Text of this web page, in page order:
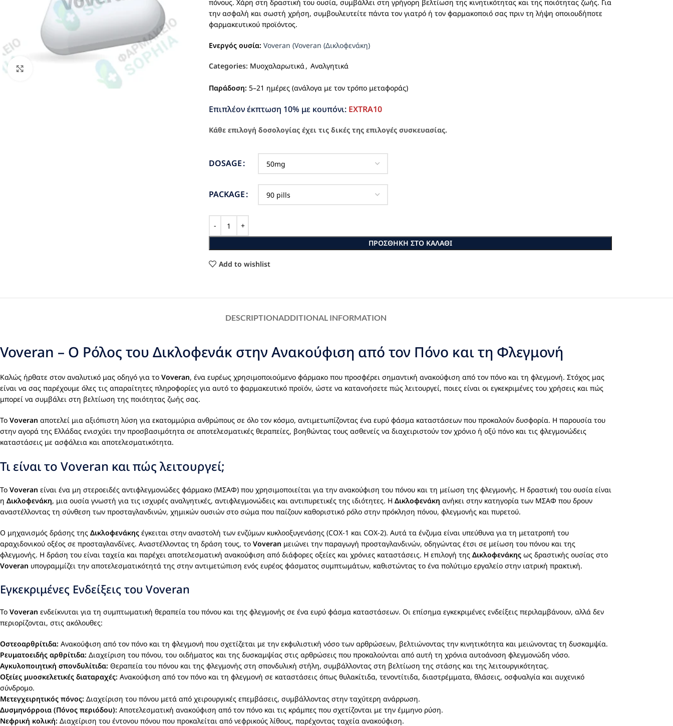
πόνους. Χάρη στη δραστική του ουσία, συμβάλλει στη γρήγορη βελτίωση της κινητικότητας και της ποιότητας ζωής. Για
την ασφαλή και σωστή χρήση, συμβουλευτείτε πάντα τον γιατρό ή τον φαρμακοποιό σας πριν τη λήψη οποιουδήποτε
φαρμακευτικού προϊόντος.
Ενεργός ουσία:Voveran (Voveran (Δικλοφενάκη)
Categories: Μυοχαλαρωτικά, Αναλγητικά
Παράδοση: 5–21 ημέρες (ανάλογα με τον τρόπο μεταφοράς)
Επιπλέον έκπτωση 10% με κουπόνι: EXTRA10
Κάθε επιλογή δοσολογίας έχει τις δικές της επιλογές συσκευασίας.
DOSAGE
PACKAGE
ΠΡΟΣΘΉΚΗ ΣΤΟ ΚΑΛΆΘΙ
Add to wishlist
DESCRIPTIONADDITIONAL INFORMATION
Voveran – Ο Ρόλος του Δικλοφενάκ στην Ανακούφιση από τον Πόνο και τη Φλεγμονή
Καλώς ήρθατε στον αναλυτικό μας οδηγό για το Voveran, ένα ευρέως χρησιμοποιούμενο φάρμακο που προσφέρει σημαντική ανακούφιση από τον πόνο και τη φλεγμονή. Στόχος μας
είναι να σας παρέχουμε όλες τις απαραίτητες πληροφορίες για αυτό το φαρμακευτικό προϊόν, ώστε να κατανοήσετε πώς λειτουργεί, ποιες είναι οι εγκεκριμένες του χρήσεις και πώς
μπορεί να συμβάλει στη βελτίωση της ποιότητας ζωής σας.
Το Voveran αποτελεί μια αξιόπιστη λύση για εκατομμύρια ανθρώπους σε όλο τον κόσμο, αντιμετωπίζοντας ένα ευρύ φάσμα καταστάσεων που προκαλούν δυσφορία. Η παρουσία του
στην αγορά της Ελλάδας ενισχύει την προσβασιμότητα σε αποτελεσματικές θεραπείες, βοηθώντας τους ασθενείς να διαχειριστούν τον χρόνιο ή οξύ πόνο και τις φλεγμονώδεις
καταστάσεις με ασφάλεια και αποτελεσματικότητα.
Τι είναι το Voveran και πώς λειτουργεί;
Το Voveran είναι ένα μη στεροειδές αντιφλεγμονώδες φάρμακο (ΜΣΑΦ) που χρησιμοποιείται για την ανακούφιση του πόνου και τη μείωση της φλεγμονής. Η δραστική του ουσία είναι
η Δικλοφενάκη, μια ουσία γνωστή για τις ισχυρές αναλγητικές, αντιφλεγμονώδεις και αντιπυρετικές της ιδιότητες. Η Δικλοφενάκη ανήκει στην κατηγορία των ΜΣΑΦ που δρουν
αναστέλλοντας τη σύνθεση των προσταγλανδινών, χημικών ουσιών στο σώμα που παίζουν καθοριστικό ρόλο στην πρόκληση πόνου, φλεγμονής και πυρετού.
Ο μηχανισμός δράσης της Δικλοφενάκης έγκειται στην αναστολή των ενζύμων κυκλοοξυγενάσης (COX-1 και COX-2). Αυτά τα ένζυμα είναι υπεύθυνα για τη μετατροπή του
αραχιδονικού οξέος σε προσταγλανδίνες. Αναστέλλοντας τη δράση τους, το Voveran μειώνει την παραγωγή προσταγλανδινών, οδηγώντας έτσι σε μείωση του πόνου και της
φλεγμονής. Η δράση του είναι ταχεία και παρέχει αποτελεσματική ανακούφιση από διάφορες οξείες και χρόνιες καταστάσεις. Η επιλογή της Δικλοφενάκης ως δραστικής ουσίας στο
Voveran υπογραμμίζει την αποτελεσματικότητά της στην αντιμετώπιση ενός ευρέος φάσματος συμπτωμάτων, καθιστώντας το ένα πολύτιμο εργαλείο στην ιατρική πρακτική.
Εγκεκριμένες Ενδείξεις του Voveran
Το Voveran ενδείκνυται για τη συμπτωματική θεραπεία του πόνου και της φλεγμονής σε ένα ευρύ φάσμα καταστάσεων. Οι επίσημα εγκεκριμένες ενδείξεις περιλαμβάνουν, αλλά δεν
περιορίζονται, στις ακόλουθες:
Οστεοαρθρίτιδα: Ανακούφιση από τον πόνο και τη φλεγμονή που σχετίζεται με την εκφυλιστική νόσο των αρθρώσεων, βελτιώνοντας την κινητικότητα και μειώνοντας τη δυσκαμψία.
Ρευματοειδής αρθρίτιδα: Διαχείριση του πόνου, του οιδήματος και της δυσκαμψίας στις αρθρώσεις που προκαλούνται από αυτή τη χρόνια αυτοάνοση φλεγμονώδη νόσο.
Αγκυλοποιητική σπονδυλίτιδα: Θεραπεία του πόνου και της φλεγμονής στη σπονδυλική στήλη, συμβάλλοντας στη βελτίωση της στάσης και της λειτουργικότητας.
Οξείες μυοσκελετικές διαταραχές: Ανακούφιση από τον πόνο και τη φλεγμονή σε καταστάσεις όπως θυλακίτιδα, τενοντίτιδα, διαστρέμματα, θλάσεις, οσφυαλγία και αυχενικό
σύνδρομο.
Μετεγχειρητικός πόνος: Διαχείριση του πόνου μετά από χειρουργικές επεμβάσεις, συμβάλλοντας στην ταχύτερη ανάρρωση.
Δυσμηνόρροια (Πόνος περιόδου): Αποτελεσματική ανακούφιση από τον πόνο και τις κράμπες που σχετίζονται με την έμμηνο ρύση.
Νεφρική κολική: Διαχείριση του έντονου πόνου που προκαλείται από νεφρικούς λίθους, παρέχοντας ταχεία ανακούφιση.